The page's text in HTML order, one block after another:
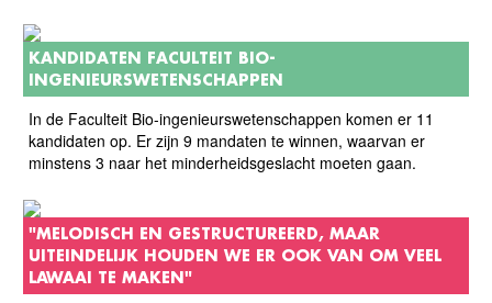
KANDIDATEN FACULTEIT BIO-
INGENIEURSWETENSCHAPPEN
In de Faculteit Bio-ingenieurswetenschappen komen er 11
kandidaten op. Er zijn 9 mandaten te winnen, waarvan er
minstens 3 naar het minderheidsgeslacht moeten gaan.
"MELODISCH EN GESTRUCTUREERD, MAAR
UITEINDELIJK HOUDEN WE ER OOK VAN OM VEEL
LAWAAI TE MAKEN"